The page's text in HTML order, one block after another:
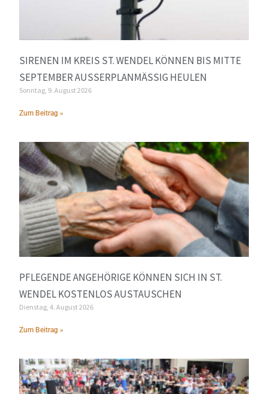
SIRENEN IM KREIS ST. WENDEL KÖNNEN BIS MITTE
SEPTEMBER AUSSERPLANMÄSSIG HEULEN
Sonntag, 9. August 2026
Zum Beitrag »
PFLEGENDE ANGEHÖRIGE KÖNNEN SICH IN ST.
WENDEL KOSTENLOS AUSTAUSCHEN
Dienstag, 4. August 2026
Zum Beitrag »